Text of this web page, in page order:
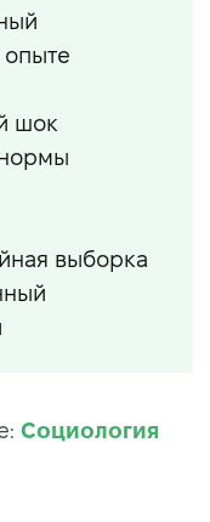
шок
выборка
Социология